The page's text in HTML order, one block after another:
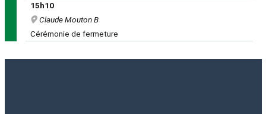
15h10
Claude Mouton B
Cérémonie de fermeture